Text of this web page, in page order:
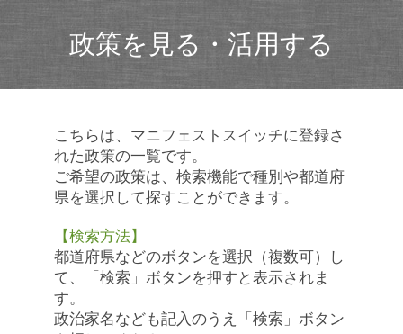
政策を見る・活用する
こちらは、マニフェストスイッチに登録さ
れた政策の一覧です。
ご希望の政策は、検索機能で種別や都道府
県を選択して探すことができます。
【検索方法】
都道府県などのボタンを選択（複数可）し
て、「検索」ボタンを押すと表示されま
す。
政治家名なども記入のうえ「検索」ボタン